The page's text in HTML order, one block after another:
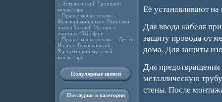
.: Астраханский Троицкий
монастырь
.: Православные храмы –
Женский монастырь Иверской
иконы Божией Матери в
урочище “Юзефин
.: Православные храмы – Свято-
Иоанно-Богословский
Хрещатицкий мужской
монастырь
Популярные записи
Последние в категории
Её устанавливают
Для ввода кабеля
защиту провода от
дома. Для защиты
Для предотвращения
металлическую
стены. После